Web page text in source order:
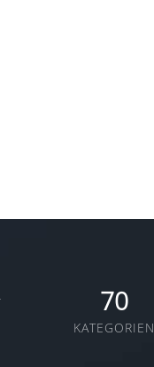
70
KATEGORIEN